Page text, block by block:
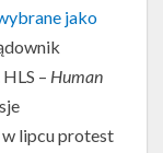
jako
– Human
w lipcu protest